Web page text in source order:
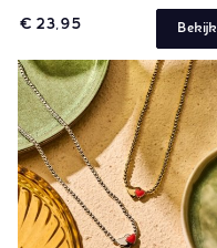
€ 23,95 Bekijk